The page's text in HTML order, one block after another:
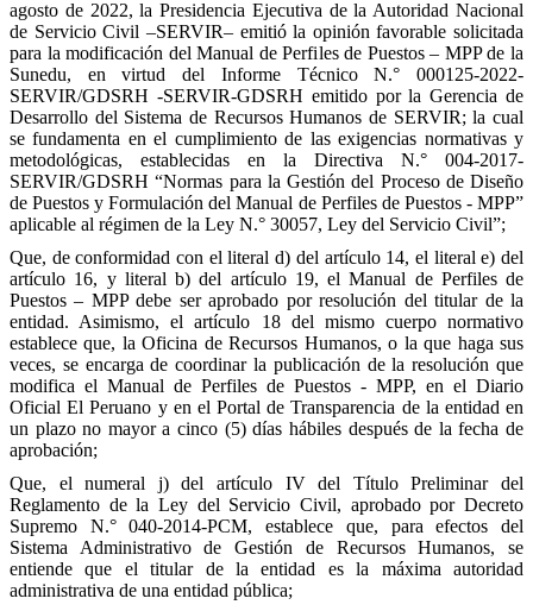
agosto de 2022, la Presidencia Ejecutiva de la Autoridad Nacional
de Servicio Civil –SERVIR– emitió la opinión favorable solicitada
para la modificación del Manual de Perfiles de Puestos – MPP de la
Sunedu, en virtud del Informe Técnico N.° 000125-2022-
SERVIR/GDSRH -SERVIR-GDSRH emitido por la Gerencia de
Desarrollo del Sistema de Recursos Humanos de SERVIR; la cual
se fundamenta en el cumplimiento de las exigencias normativas y
metodológicas, establecidas en la Directiva N.° 004-2017-
SERVIR/GDSRH “Normas para la Gestión del Proceso de Diseño
de Puestos y Formulación del Manual de Perfiles de Puestos - MPP”
aplicable al régimen de la Ley N.° 30057, Ley del Servicio Civil”;
Que, de conformidad con el literal d) del artículo 14, el literal e) del
artículo 16, y literal b) del artículo 19, el Manual de Perfiles de
Puestos – MPP debe ser aprobado por resolución del titular de la
entidad. Asimismo, el artículo 18 del mismo cuerpo normativo
establece que, la Oficina de Recursos Humanos, o la que haga sus
veces, se encarga de coordinar la publicación de la resolución que
modifica el Manual de Perfiles de Puestos - MPP, en el Diario
Oficial El Peruano y en el Portal de Transparencia de la entidad en
un plazo no mayor a cinco (5) días hábiles después de la fecha de
aprobación;
Que, el numeral j) del artículo IV del Título Preliminar del
Reglamento de la Ley del Servicio Civil, aprobado por Decreto
Supremo N.° 040-2014-PCM, establece que, para efectos del
Sistema Administrativo de Gestión de Recursos Humanos, se
entiende que el titular de la entidad es la máxima autoridad
administrativa de una entidad pública;